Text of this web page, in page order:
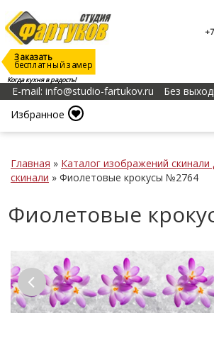
Когда кухня в радость!
Заказать
бесплатный замер
E-mail: info@studio-fartukov.ru
Без
Избранное
Главная » Каталог изображений скинали
скинали » Фиолетовые крокусы №2764
Фиолетовые